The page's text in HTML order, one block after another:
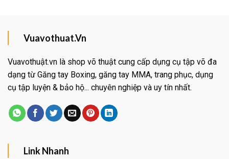
Vuavothuat.Vn
Vuavothuật.vn là shop võ thuật cung cấp dụng cụ tập võ đa
dạng từ Găng tay Boxing, găng tay MMA, trang phục, dụng
cụ tập luyện & bảo hộ... chuyên nghiệp và uy tín nhất.
Link Nhanh